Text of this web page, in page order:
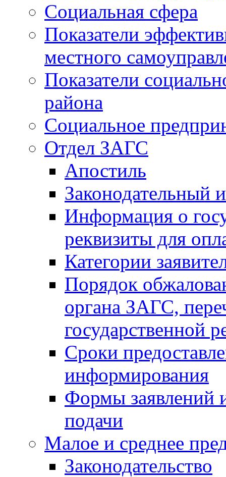
Социальная сфера
Показатели
местного
Показатели
района
Социальное
Отдел ЗАГС
Апостиль
Законодательный
Информация о
реквизиты для
Категории
Порядок
органа ЗАГС,
государственной
Сроки
информирования
Формы заявлений
подачи
Малое и среднее
Законодательство